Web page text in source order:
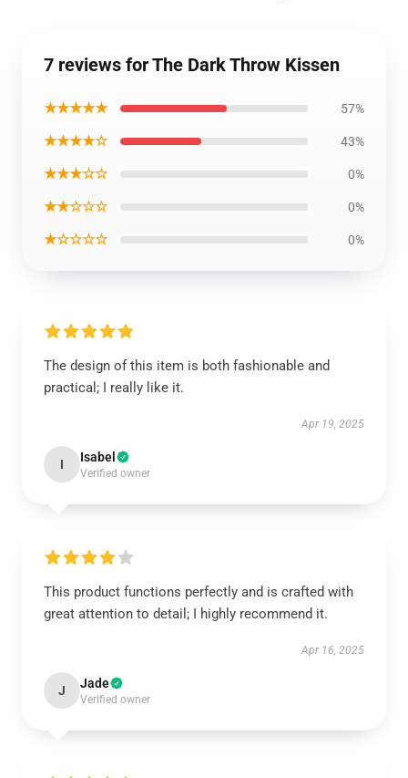
7 reviews for The Dark Throw Kissen
★★★★★ 57%
★★★★☆ 43%
★★★☆☆ 0%
★★☆☆☆ 0%
★☆☆☆☆ 0%
The design of this item is both fashionable and
practical; I really like it.
Apr 19, 2025
I Isabel
Verified owner
This product functions perfectly and is crafted with
great attention to detail; I highly recommend it.
Apr 16, 2025
J Jade
Verified owner